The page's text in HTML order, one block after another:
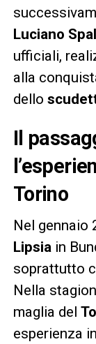
Luciano
ufficiali,
alla
dello
Il
Torino
Nel gennaio
Lipsia in
soprattutto
Nella
maglia del
esperienza